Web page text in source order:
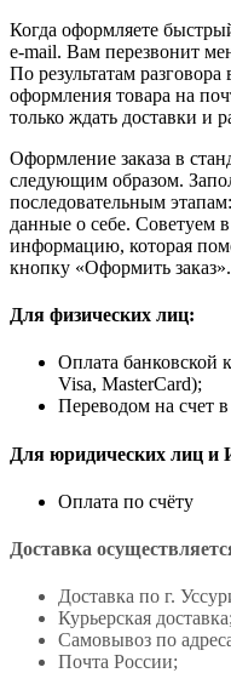
Когда оформляете
e-mail. Вам перезвонит
По результатам
оформления товара на
только ждать доставки и
Оформление заказа в
следующим образом.
последовательным
данные о себе. Советуем
информацию, которая
кнопку «Оформить заказ».
Для физических лиц:
Оплата
Visa, MasterCard);
Переводом на счет
Для юридических лиц и
Оплата по счёту
Доставка
Доставка по г.
Курьерская доставка;
Самовывоз по
Почта России;